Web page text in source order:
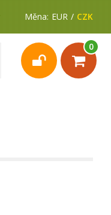
Měna: EUR CZK
0